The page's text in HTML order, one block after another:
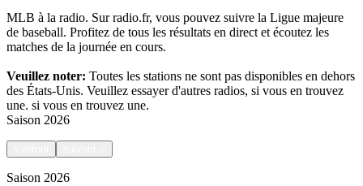
MLB à la radio. Sur radio.fr, vous pouvez suivre la Ligue majeure
de baseball. Profitez de tous les résultats en direct et écoutez les
matches de la journée en cours.
Veuillez noter: Toutes les stations ne sont pas disponibles en dehors
des États-Unis. Veuillez essayer d'autres radios, si vous en trouvez
une. si vous en trouvez une.
Saison 2026
Saison 2026